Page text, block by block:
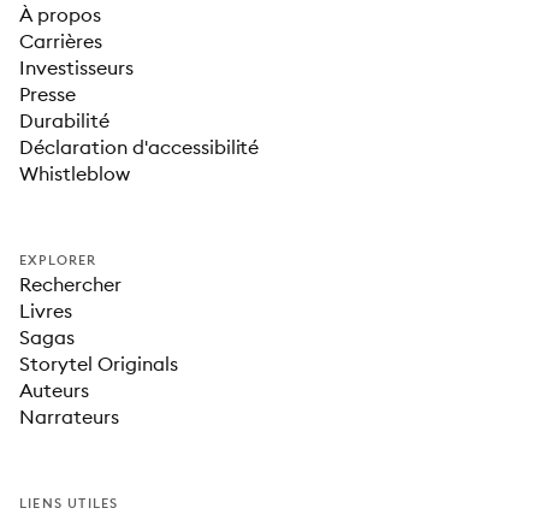
À propos
Carrières
Investisseurs
Presse
Durabilité
Déclaration d'accessibilité
Whistleblow
EXPLORER
Rechercher
Livres
Sagas
Storytel Originals
Auteurs
Narrateurs
LIENS UTILES